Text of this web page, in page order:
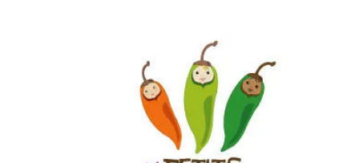
navigation
contenu